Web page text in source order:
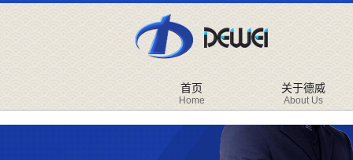
首页
Home
关于德威
About Us